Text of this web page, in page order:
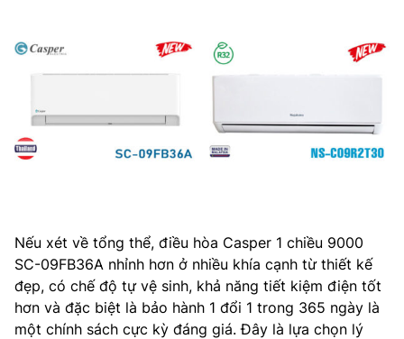
Nếu xét về tổng thể, điều hòa Casper 1 chiều 9000
SC-09FB36A nhỉnh hơn ở nhiều khía cạnh từ thiết kế
đẹp, có chế độ tự vệ sinh, khả năng tiết kiệm điện tốt
hơn và đặc biệt là bảo hành 1 đổi 1 trong 365 ngày là
một chính sách cực kỳ đáng giá. Đây là lựa chọn lý